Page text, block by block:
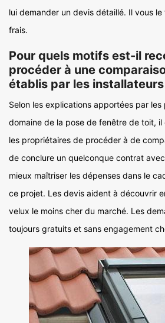
lui demander un devis détaillé. Il vous
frais.
Pour quels motifs est-il
procéder à une
établis par les installateurs
Selon les explications apportées par les
domaine de la pose de fenêtre de toit,
les propriétaires de procéder à de
de conclure un quelconque contrat
mieux maîtriser les dépenses dans le
ce projet. Les devis aident à découvrir
velux le moins cher du marché. Les
toujours gratuits et sans engagement